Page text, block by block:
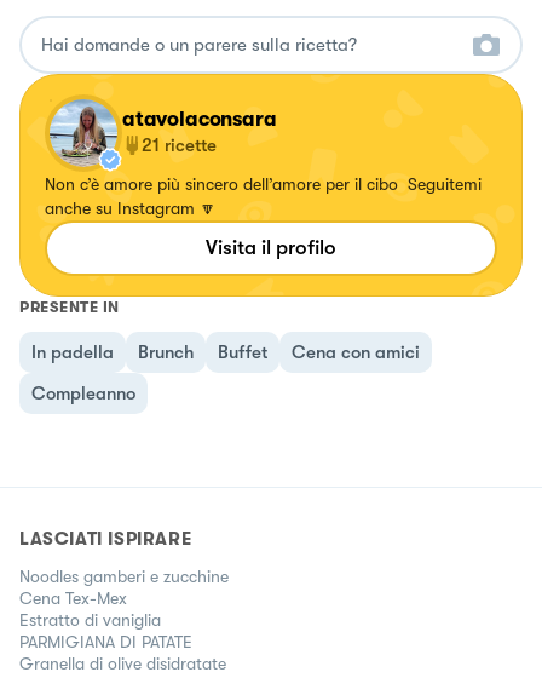
atavolaconsara
21 ricette
Non c’è amore più sincero dell’amore per il cibo Seguitemi
anche su Instagram 🔽
Visita il profilo
PRESENTE IN
In padella Brunch Buffet
Cena con amici
Compleanno
LASCIATI ISPIRARE
Noodles gamberi e zucchine
Cena Tex-Mex
Estratto di vaniglia
PARMIGIANA DI PATATE
Granella di olive disidratate